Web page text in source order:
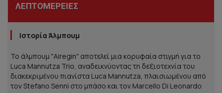
ΛΕΠΤΟΜΈΡΕΙΕΣ
Ιστορία Άλμπουμ
Το άλμπουμ "Airegin" αποτελεί μια κορυφαία στιγμή για το
Luca Mannutza Trio, αναδεικνύοντας τη δεξιοτεχνία του
διακεκριμένου πιανίστα Luca Mannutza, πλαισιωμένου από
τον Stefano Senni στο μπάσο και τον Marcello Di Leonardo